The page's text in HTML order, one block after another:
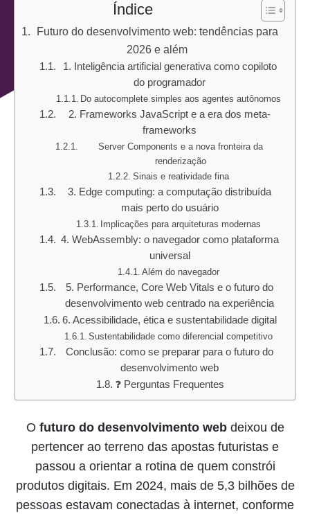
Índice
Futuro do desenvolvimento web: tendências para
2026 e além
1. Inteligência artificial generativa como copiloto
do programador
Do autocomplete simples aos agentes autônomos
2. Frameworks JavaScript e a era dos meta-
frameworks
Server Components e a nova fronteira da
renderização
Sinais e reatividade fina
3. Edge computing: a computação distribuída
mais perto do usuário
Implicações para arquiteturas modernas
4. WebAssembly: o navegador como plataforma
universal
Além do navegador
5. Performance, Core Web Vitals e o futuro do
desenvolvimento web centrado na experiência
6. Acessibilidade, ética e sustentabilidade digital
Sustentabilidade como diferencial competitivo
Conclusão: como se preparar para o futuro do
desenvolvimento web
❓ Perguntas Frequentes
O futuro do desenvolvimento webdeixou de
pertencer ao terreno das apostas futuristas e
passou a orientar a rotina de quem constrói
produtos digitais. Em 2024, mais de 5,3 bilhões de
pessoas estavam conectadas à internet, conforme